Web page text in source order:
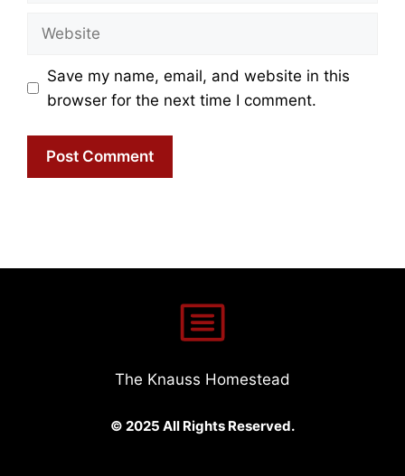
Website
Save my name, email, and website in this
browser for the next time I comment.
The Knauss Homestead
© 2025 All Rights Reserved.